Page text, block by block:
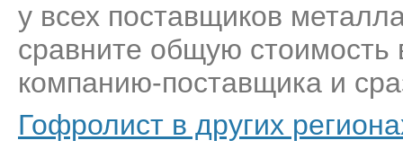
у всех поставщиков
сравните общую стоимость
компанию-поставщика и
Гофролист в других